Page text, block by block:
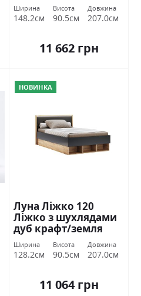
Міромарк
Ширина
148.2см
Висота
90.5см
Довжина
207.0см
11 662 грн
НОВИНКА
Луна Ліжко 120
Ліжко з шухлядами
дуб крафт/земля
Міромарк
Ширина
128.2см
Висота
90.5см
Довжина
207.0см
11 064 грн